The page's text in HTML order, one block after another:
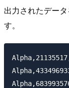
出力されたデー
す。